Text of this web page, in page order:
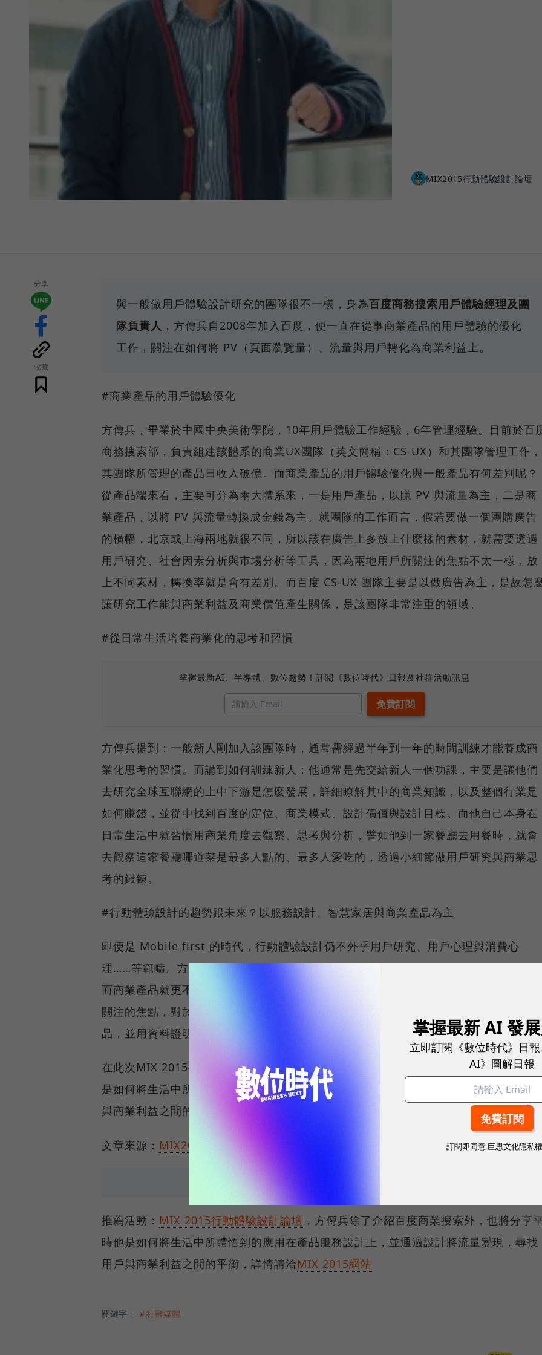
MIX2015行動體驗設計論壇
分享
收藏
與一般做用戶體驗設計研究的團隊很不一樣，身為百度商務搜索用戶體驗經理及團
隊負責人 ，方傳兵自2008年加入百度，便一直在從事商業產品的用戶體驗的優化
工作，關注在如何將 PV（頁面瀏覽量）、流量與用戶轉化為商業利益上。
#商業產品的用戶體驗優化
方傳兵，畢業於中國中央美術學院，10年用戶體驗工作經驗，6年管理經驗。目前於百
商務搜索部，負責組建該體系的商業UX團隊（英文簡稱：CS-UX）和其團隊管理工作，
其團隊所管理的產品日收入破億。而商業產品的用戶體驗優化與一般產品有何差別呢？
從產品端來看，主要可分為兩大體系來，一是用戶產品，以賺 PV 與流量為主，二是商
業產品，以將 PV 與流量轉換成金錢為主。就團隊的工作而言，假若要做一個團購廣告
的橫幅，北京或上海兩地就很不同，所以該在廣告上多放上什麼樣的素材，就需要透過
用戶研究、社會因素分析與市場分析等工具，因為兩地用戶所關注的焦點不太一樣，放
上不同素材，轉換率就是會有差別。而百度 CS-UX 團隊主要是以做廣告為主，是故怎
讓研究工作能與商業利益及商業價值產生關係，是該團隊非常注重的領域。
#從日常生活培養商業化的思考和習慣
掌握最新AI、半導體、數位趨勢！訂閱《數位時代》日報及社群活動訊息
方傳兵提到：一般新人剛加入該團隊時，通常需經過半年到一年的時間訓練才能養成商
業化思考的習慣。而講到如何訓練新人：他通常是先交給新人一個功課，主要是讓他們
去研究全球互聯網的上中下游是怎麼發展，詳細瞭解其中的商業知識，以及整個行業是
如何賺錢，並從中找到百度的定位、商業模式、設計價值與設計目標。而他自己本身在
日常生活中就習慣用商業角度去觀察、思考與分析，譬如他到一家餐廳去用餐時，就會
去觀察這家餐廳哪道菜是最多人點的、最多人愛吃的，透過小細節做用戶研究與商業思
考的鍛鍊。
#行動體驗設計的趨勢跟未來？以服務設計、智慧家居與商業產品為主
即便是 Mobile first 的時代，行動體驗設計仍不外乎用戶研究、用戶心理與消費心
理……等範疇。方傳兵指出特別是在服務設計、智慧家居設計，將會是未來發展的重點
而商業產品就更不用說了；畢竟開公司就是希望能獲得商業利益，因此商業產品一直是
關注的焦點，對於百度商業搜索更是如此。所以專注在透過極緻化的用戶體驗來提升產
品，並用資料證明價值，亦是百度商業搜索團隊未來致力達成的目標。
在此次MIX 2015行動體驗設計論壇，方傳兵除了介紹百度商業搜索外，也將分享平時
是如何將生活中所體悟到的應用在產品服務設計上，並通過設計將流量變現，尋找用戶
與商業利益之間的平衡，詳情請洽
文章來源： MIX2015行動體驗設計論壇/高而芬
推薦活動： MIX 2015行動體驗設計論壇 ，方傳兵除了介紹百度商業搜索外，也將分享
時他是如何將生活中所體悟到的應用在產品服務設計上，並通過設計將流量變現，尋找
用戶與商業利益之間的平衡，詳情請洽MIX 2015網站
關鍵字： ＃社群媒體
掌握最新 AI 發
立即訂閱《數位時代》日
AI》圖解日報
訂閱即同意 巨思文化隱私